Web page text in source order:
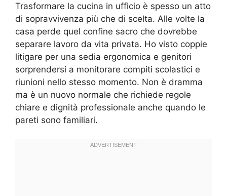
Trasformare la cucina in ufficio è spesso un atto
di sopravvivenza più che di scelta. Alle volte la
casa perde quel confine sacro che dovrebbe
separare lavoro da vita privata. Ho visto coppie
litigare per una sedia ergonomica e genitori
sorprendersi a monitorare compiti scolastici e
riunioni nello stesso momento. Non è dramma
ma è un nuovo normale che richiede regole
chiare e dignità professionale anche quando le
pareti sono familiari.